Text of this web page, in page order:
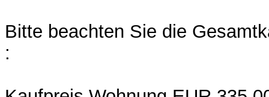
Bitte beachten Sie die
: